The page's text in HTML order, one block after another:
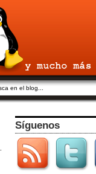
Síguenos